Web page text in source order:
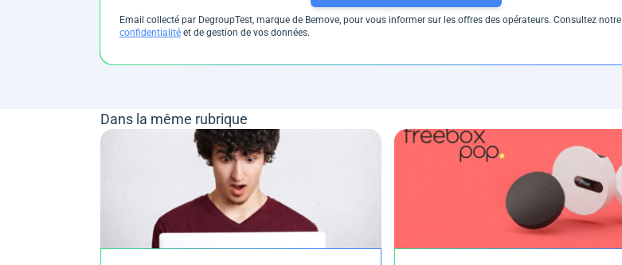
Email collecté par DegroupTest, marque de Bemove, pour vous informer sur les offres des opérateurs. Consultez notre
confidentialité et de gestion de vos données.
Dans la même rubrique